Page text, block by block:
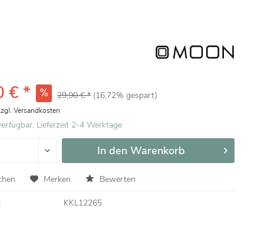
€ * 29,90 € * (16,72% gespart)
Versandkosten
Lieferzeit 2-4 Werktage
In den Warenkorb
Merken Bewerten
KKL12265